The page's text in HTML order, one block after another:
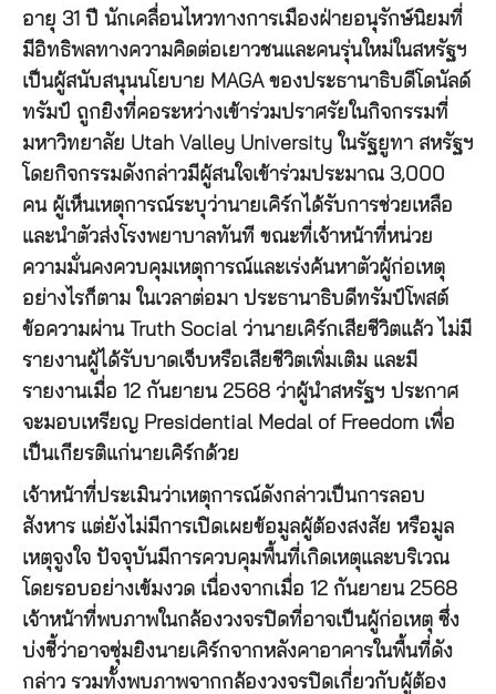
อายุ 31 ปี นักเคลื่อนไหวทางการเมืองฝ่ายอนุรักษ์นิยมที่
มีอิทธิพลทางความคิดต่อเยาวชนและคนรุ่นใหม่ในสหรัฐฯ
เป็นผู้สนับสนุนนโยบาย MAGA ของประธานาธิบดีโดนัลด์
ทรัมป์ ถูกยิงที่คอระหว่างเข้าร่วมปราศรัยในกิจกรรมที่
มหาวิทยาลัย Utah Valley University ในรัฐยูทา สหรัฐฯ
โดยกิจกรรมดังกล่าวมีผู้สนใจเข้าร่วมประมาณ 3,000
คน ผู้เห็นเหตุการณ์ระบุว่านายเคิร์กได้รับการช่วยเหลือ
และนำตัวส่งโรงพยาบาลทันที ขณะที่เจ้าหน้าที่หน่วย
ความมั่นคงควบคุมเหตุการณ์และเร่งค้นหาตัวผู้ก่อเหตุ
อย่างไรก็ตาม ในเวลาต่อมา ประธานาธิบดีทรัมป์โพสต์
ข้อความผ่าน Truth Social ว่านายเคิร์กเสียชีวิตแล้ว ไม่มี
รายงานผู้ได้รับบาดเจ็บหรือเสียชีวิตเพิ่มเติม และมี
รายงานเมื่อ 12 กันยายน 2568 ว่าผู้นำสหรัฐฯ ประกาศ
จะมอบเหรียญ Presidential Medal of Freedom เพื่อ
เป็นเกียรติแก่นายเคิร์กด้วย
เจ้าหน้าที่ประเมินว่าเหตุการณ์ดังกล่าวเป็นการลอบ
สังหาร แต่ยังไม่มีการเปิดเผยข้อมูลผู้ต้องสงสัย หรือมูล
เหตุจูงใจ ปัจจุบันมีการควบคุมพื้นที่เกิดเหตุและบริเวณ
โดยรอบอย่างเข้มงวด เนื่องจากเมื่อ 12 กันยายน 2568
เจ้าหน้าที่พบภาพในกล้องวงจรปิดที่อาจเป็นผู้ก่อเหตุ ซึ่ง
บ่งชี้ว่าอาจซุ่มยิงนายเคิร์กจากหลังคาอาคารในพื้นที่ดัง
กล่าว รวมทั้งพบภาพจากกล้องวงจรปิดเกี่ยวกับผู้ต้อง